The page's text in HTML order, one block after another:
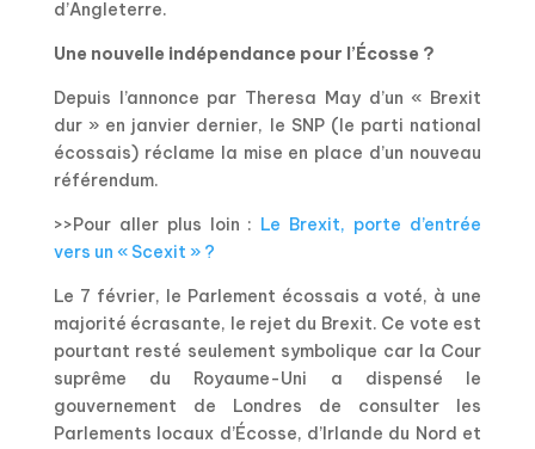
d’Angleterre.
Une nouvelle indépendance pour l’Écosse ?
Depuis l’annonce par Theresa May d’un « Brexit
dur » en janvier dernier, le SNP (le parti national
écossais) réclame la mise en place d’un nouveau
référendum.
>>Pour aller plus loin : Le Brexit, porte d’entrée
vers un « Scexit » ?
Le 7 février, le Parlement écossais a voté, à une
majorité écrasante, le rejet du Brexit. Ce vote est
pourtant resté seulement symbolique car la Cour
suprême du Royaume-Uni a dispensé le
gouvernement de Londres de consulter les
Parlements locaux d’Écosse, d’Irlande du Nord et